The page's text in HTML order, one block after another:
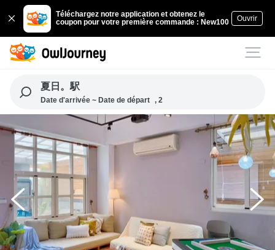
Téléchargez notre application et obtenez le
coupon pour votre première commande : New100
Ouvrir
夏日。駅
Date d'arrivée ~ Date de départ , 2